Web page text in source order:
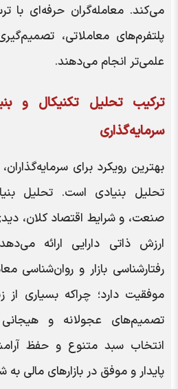
می‌کند. معامله‌گران حرفه‌ای با
پلتفرم‌های معاملاتی،
علمی‌تر انجام می‌دهند.
ترکیب تحلیل تکنیکال و
سرمایه‌گذاری
بهترین رویکرد برای
تحلیل بنیادی است. تحلیل
صنعت، و شرایط اقتصاد کلان،
ارزش ذاتی دارایی ارائه
رفتارشناسی بازار و روان‌شناسی
موفقیت دارد؛ چراکه بسیاری از
تصمیم‌های عجولانه و
انتخاب سبد متنوع و حفظ
پایدار و موفق در بازارهای مالی به